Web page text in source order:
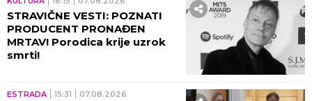
STRAVIČNE VESTI: POZNATI
PRODUCENT PRONAĐEN
MRTAV! Porodica krije uzrok
smrti!
ESTRADA 15:31 07.08.2026